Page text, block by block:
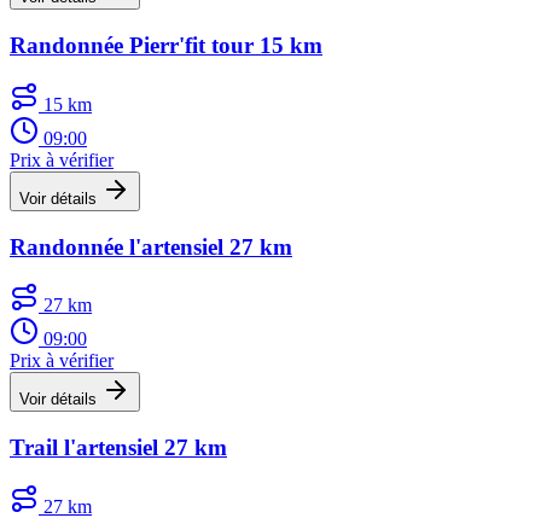
Randonnée Pierr'fit tour 15 km
15 km
09:00
Prix à vérifier
Voir détails
Randonnée l'artensiel 27 km
27 km
09:00
Prix à vérifier
Voir détails
Trail l'artensiel 27 km
27 km